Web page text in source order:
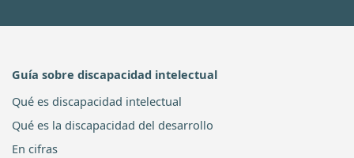
Guía sobre discapacidad intelectual
Qué es discapacidad intelectual
Qué es la discapacidad del desarrollo
En cifras